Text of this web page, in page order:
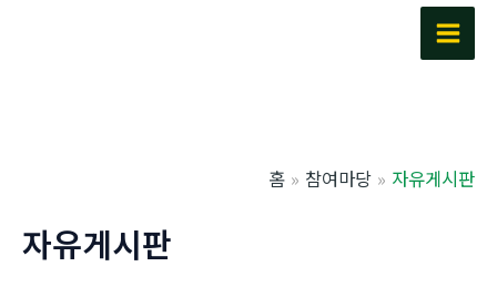
Main
홈 참여마당 자유게시판
자유게시판